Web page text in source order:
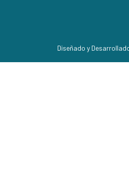
Diseñado y